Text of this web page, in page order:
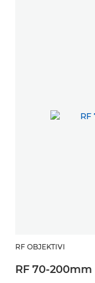
RF OBJEKTIVI
RF 70-200mm